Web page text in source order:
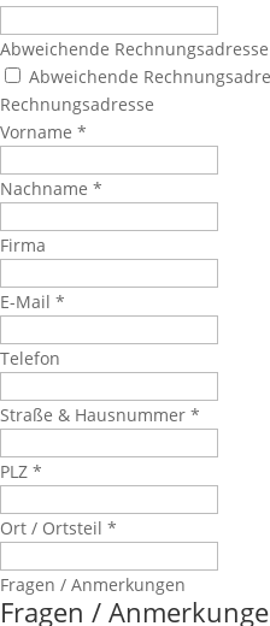
Abweichende Rechnungsadresse
Abweichende
Rechnungsadresse
Vorname *
Nachname *
Firma
E-Mail *
Telefon
Straße & Hausnummer *
PLZ *
Ort / Ortsteil *
Fragen / Anmerkungen
Fragen /